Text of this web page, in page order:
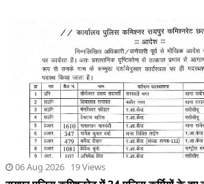
06 Aug 2026 19 Views
रायपुर पुलिस कमिश्नरेट में 34 पुलिस कर्मियों के हुए